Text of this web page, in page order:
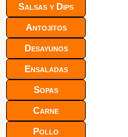
Salsas y Dips
Antojitos
Desayunos
Ensaladas
Sopas
Carne
Pollo